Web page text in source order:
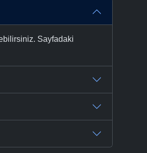
Sayfadaki